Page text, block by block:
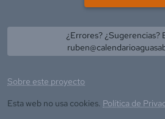
¿Errores? ¿Sugerencias?
Sobre este proyecto
Esta web no usa cookies. Política de